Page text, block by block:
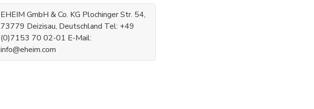
EHEIM GmbH & Co. KG Plochinger Str. 54,
73779 Deizisau, Deutschland Tel: +49
(0)7153 70 02-01 E-Mail:
info@eheim.com